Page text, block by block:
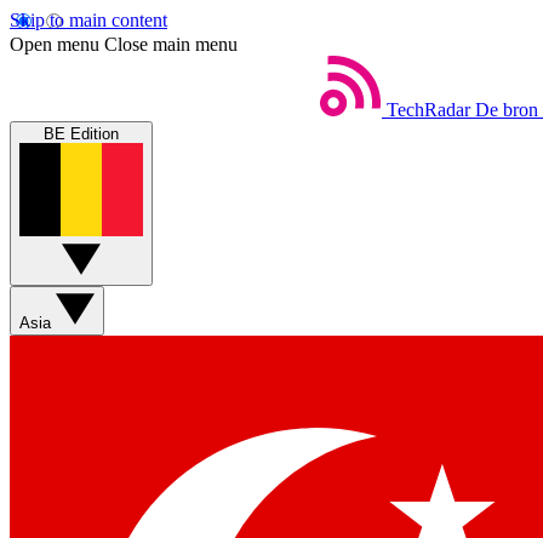
Skip to main content
Open menu Close main menu
TechRadar De bron
BE Edition
Asia